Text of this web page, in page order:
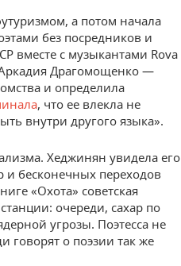
а потом начала
без посредников и
вместе с музыкантами Rova
Аркадия Драгомощенко —
и определила
, что ее влекла не
внутри другого языка».
Хеджинян увидела его
и бесконечных переходов
«Охота» советская
очереди, сахар по
угрозы. Поэтесса не
говорят о поэзии так же